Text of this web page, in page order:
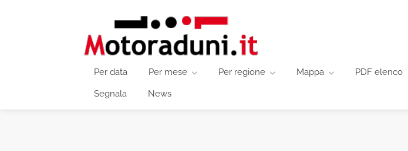
Per data Per mese Per regione Mappa PDF elenco
Segnala News